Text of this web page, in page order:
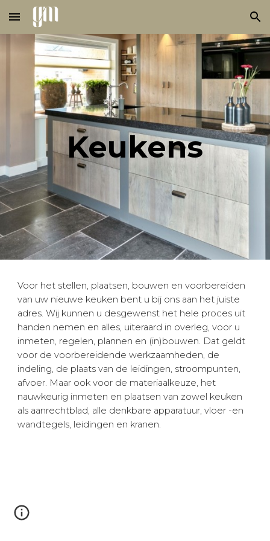
Skip to main content Skip to navigation
Keukens
Voor het stellen, plaatsen, bouwen en voorbereiden
van uw nieuwe keuken bent u bij ons aan het juiste
adres. Wij kunnen u desgewenst het hele proces uit
handen nemen en alles, uiteraard in overleg, voor u
inmeten, regelen, plannen en (in)bouwen. Dat geldt
voor de voorbereidende werkzaamheden, de
indeling, de plaats van de leidingen, stroompunten,
afvoer. Maar ook voor de materiaalkeuze, het
nauwkeurig inmeten en plaatsen van zowel keuken
als aanrechtblad, alle denkbare apparatuur, vloer -en
wandtegels, leidingen en kranen.